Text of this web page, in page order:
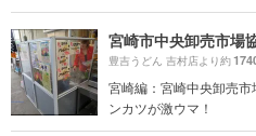
宮崎市中央卸売市場
豊吉うどん 吉村店より約
宮崎編：宮崎中央卸売
ンカツが激ウマ！